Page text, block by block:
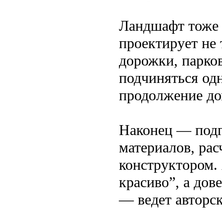
Ландшафт тоже
проектирует
дорожки,
подчиняться
продолжение
Наконец —
материалов,
красиво”, а
— ведет